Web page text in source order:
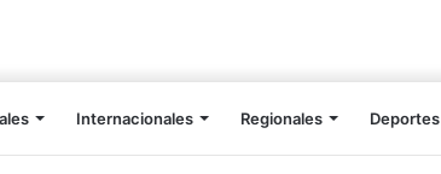
Internacionales Regionales Deportes